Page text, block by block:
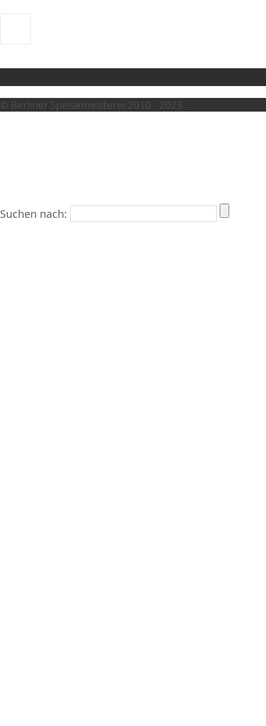
© Berliner Speisemeisterei 2010 - 2025
Suchen nach: